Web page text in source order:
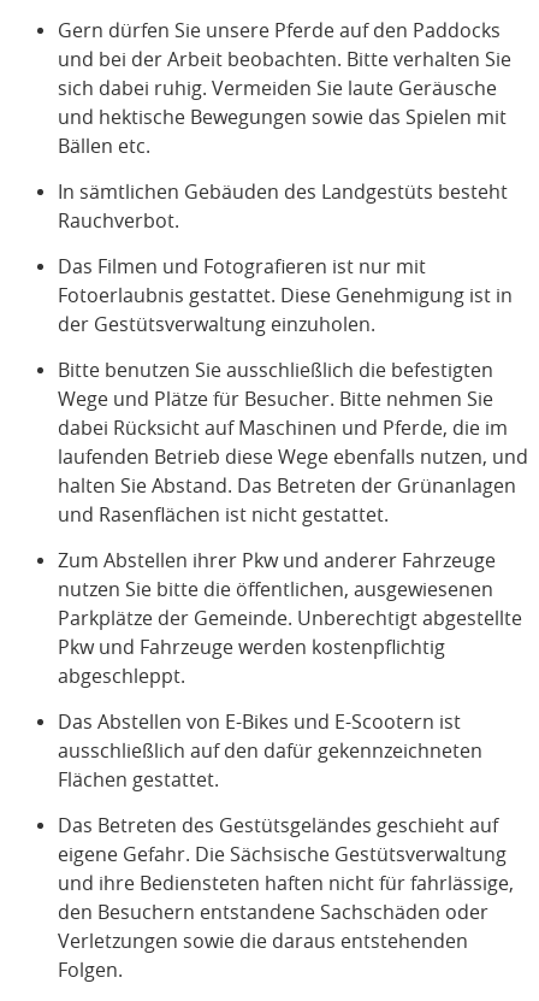
Gern dürfen Sie unsere Pferde auf den Paddocks
und bei der Arbeit beobachten. Bitte verhalten Sie
sich dabei ruhig. Vermeiden Sie laute Geräusche
und hektische Bewegungen sowie das Spielen mit
Bällen etc.
In sämtlichen Gebäuden des Landgestüts besteht
Rauchverbot.
Das Filmen und Fotografieren ist nur mit
Fotoerlaubnis gestattet. Diese Genehmigung ist in
der Gestütsverwaltung einzuholen.
Bitte benutzen Sie ausschließlich die befestigten
Wege und Plätze für Besucher. Bitte nehmen Sie
dabei Rücksicht auf Maschinen und Pferde, die im
laufenden Betrieb diese Wege ebenfalls nutzen, und
halten Sie Abstand. Das Betreten der Grünanlagen
und Rasenflächen ist nicht gestattet.
Zum Abstellen ihrer Pkw und anderer Fahrzeuge
nutzen Sie bitte die öffentlichen, ausgewiesenen
Parkplätze der Gemeinde. Unberechtigt abgestellte
Pkw und Fahrzeuge werden kostenpflichtig
abgeschleppt.
Das Abstellen von E-Bikes und E-Scootern ist
ausschließlich auf den dafür gekennzeichneten
Flächen gestattet.
Das Betreten des Gestütsgeländes geschieht auf
eigene Gefahr. Die Sächsische Gestütsverwaltung
und ihre Bediensteten haften nicht für fahrlässige,
den Besuchern entstandene Sachschäden oder
Verletzungen sowie die daraus entstehenden
Folgen.